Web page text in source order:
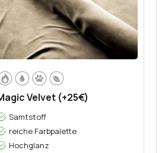
Velvet (+25€)
Samtstoff
reiche Farbpalette
Hochglanz